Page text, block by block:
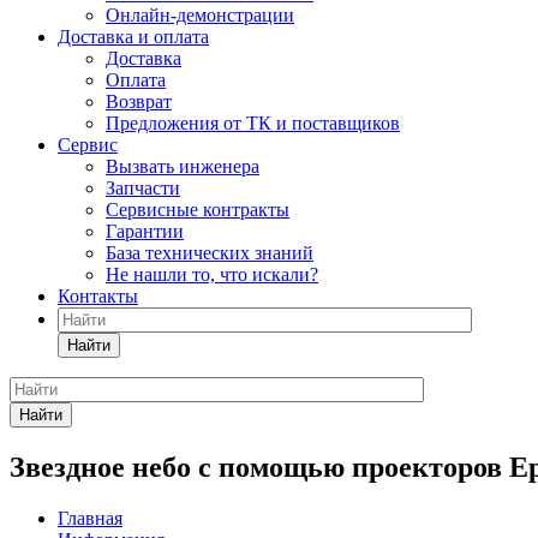
Онлайн-демонстрации
Доставка и оплата
Доставка
Оплата
Возврат
Предложения от ТК и поставщиков
Сервис
Вызвать инженера
Запчасти
Сервисные контракты
Гарантии
База технических знаний
Не нашли то, что искали?
Контакты
Найти
Найти
Звездное небо с помощью проекторов
Главная